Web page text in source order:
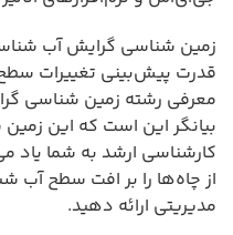
زمین شناسی گرایش آب
قدرت پیش‌بینی تغییرات
معرفی رشته زمین شناسی
بیانگر این است که این
کارشناسی ارشد به شما یاد
از چاه‌ها را بر افت سطح آب
مدیریتی ارائه دهید.